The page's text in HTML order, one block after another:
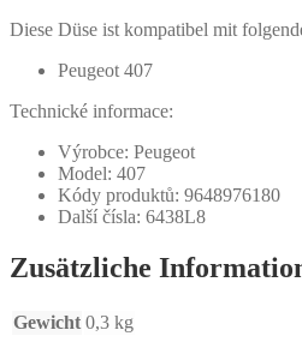
Diese Düse ist kompatibel mit
Peugeot 407
Technické informace:
Výrobce: Peugeot
Model: 407
Kódy produktů: 9648976180
Další čísla: 6438L8
Zusätzliche
Gewicht 0,3 kg